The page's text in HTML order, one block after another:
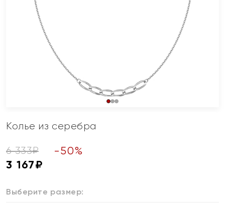
Колье из серебра
6 333₽ -50%
3 167₽
Выберите размер: